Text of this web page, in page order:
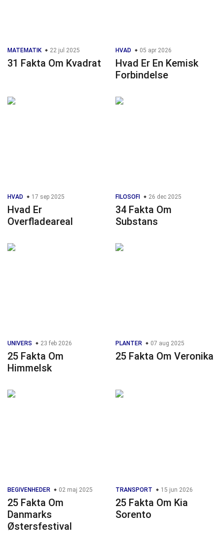
MATEMATIK 22 jul 2025
31 Fakta Om Kvadrat
HVAD 05 apr 2026
Hvad Er En Kemisk
Forbindelse
HVAD 17 sep 2025
Hvad Er
Overfladeareal
FILOSOFI 26 dec 2025
34 Fakta Om
Substans
UNIVERS 23 feb 2026
25 Fakta Om
Himmelsk
PLANTER 07 aug 2025
25 Fakta Om Veronika
BEGIVENHEDER 02 maj 2025
25 Fakta Om
Danmarks
Østersfestival
TRANSPORT 15 jun 2026
25 Fakta Om Kia
Sorento